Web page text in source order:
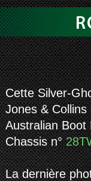
rolls-
Cette Silver-
Jones &
Australian Boot
Chassis n°
La dernière